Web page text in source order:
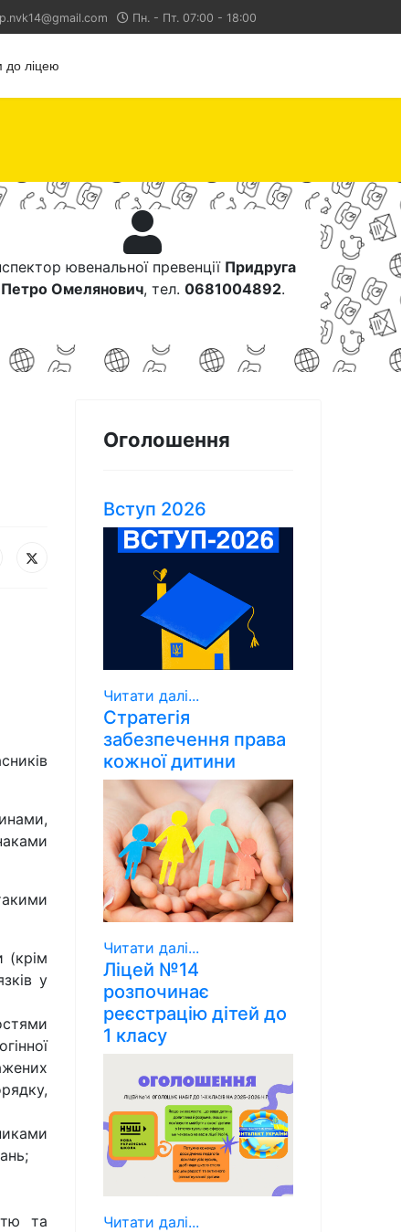
Пн. - Пт. 07:00 - 18:00
ліцею
ювенальної превенції Придруга
Петро Омелянович, тел. 0681004892.
(крім
у
та
Оголошення
Вступ 2026
Читати далі...
Стратегія
забезпечення права
кожної дитини
Читати далі...
Ліцей №14
розпочинає
реєстрацію дітей до
1 класу
Читати далі...